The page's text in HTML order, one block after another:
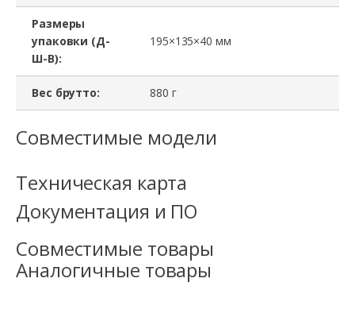
Размеры
упаковки (Д-
Ш-В):
195×135×40 мм
Вес брутто: 880 г
Совместимые модели
Техническая карта
Документация и ПО
Совместимые товары
Аналогичные товары